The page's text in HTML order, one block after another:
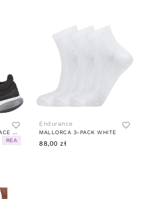
RESPONSE SUPER 3.0 LACE SHOES CORE BLACK / CORE BLACK / CLOUD WHITE
REA
Endurance
MALLORCA 3-PACK WHITE
88,00 zł